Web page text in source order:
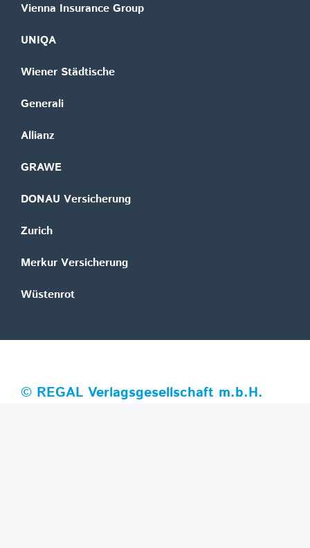
Vienna Insurance Group
UNIQA
Wiener Städtische
Generali
Allianz
GRAWE
DONAU Versicherung
Zurich
Merkur Versicherung
Wüstenrot
© REGAL Verlagsgesellschaft m.b.H.